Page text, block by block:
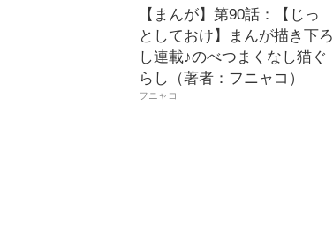
【まんが】第90話：【じっ
としておけ】まんが描き下ろ
し連載♪のべつまくなし猫ぐ
らし（著者：フニャコ）
フニャコ